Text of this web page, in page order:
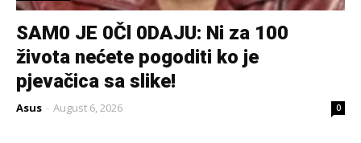
SAM0 JE 0Čl 0DAJU: Ni za 100
života nećete pogoditi ko je
pjevačica sa slike!
Asus - August 6, 2026 0